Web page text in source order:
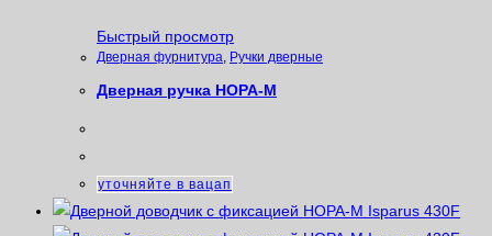
Быстрый просмотр
Дверная фурнитура, Ручки дверные
Дверная ручка НОРА-М
уточняйте в вацап